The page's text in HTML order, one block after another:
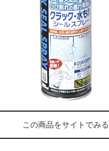
この商品をサイトでみる